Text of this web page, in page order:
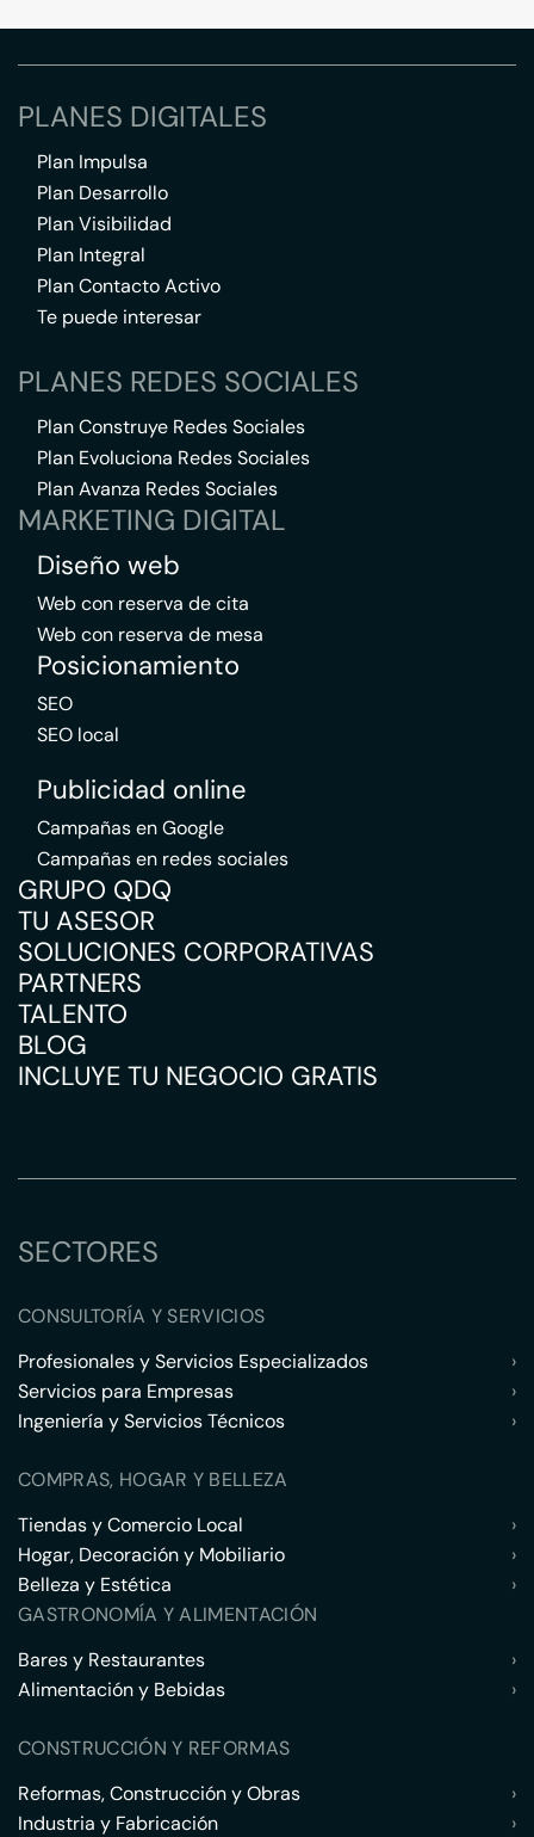
PLANES DIGITALES
Plan Impulsa
Plan Desarrollo
Plan Visibilidad
Plan Integral
Plan Contacto Activo
Te puede interesar
PLANES REDES SOCIALES
Plan Construye Redes Sociales
Plan Evoluciona Redes Sociales
Plan Avanza Redes Sociales
MARKETING DIGITAL
Diseño web
Web con reserva de cita
Web con reserva de mesa
Posicionamiento
SEO
SEO local
Publicidad online
Campañas en Google
Campañas en redes sociales
GRUPO QDQ
TU ASESOR
SOLUCIONES CORPORATIVAS
PARTNERS
TALENTO
BLOG
INCLUYE TU NEGOCIO GRATIS
SECTORES
CONSULTORÍA Y SERVICIOS
Profesionales y Servicios Especializados
›
Servicios para Empresas
›
Ingeniería y Servicios Técnicos
›
COMPRAS, HOGAR Y BELLEZA
Tiendas y Comercio Local
›
Hogar, Decoración y Mobiliario
›
Belleza y Estética
›
GASTRONOMÍA Y ALIMENTACIÓN
Bares y Restaurantes
›
Alimentación y Bebidas
›
CONSTRUCCIÓN Y REFORMAS
Reformas, Construcción y Obras
›
Industria y Fabricación
›